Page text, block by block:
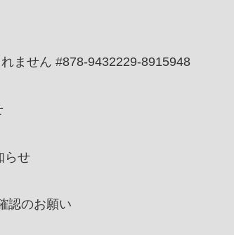
ません #878-9432229-8915948
らせ
認のお願い